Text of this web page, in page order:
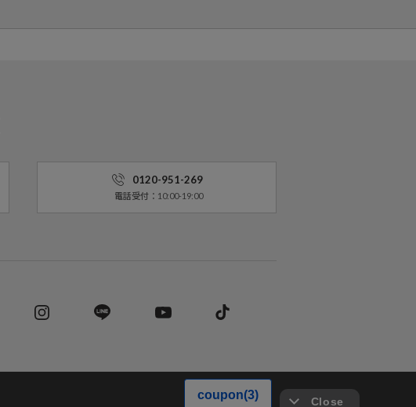
0120-951-269
電話受付：10:00-19:00